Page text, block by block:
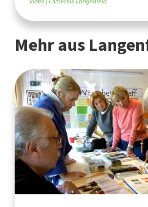
Mehr aus